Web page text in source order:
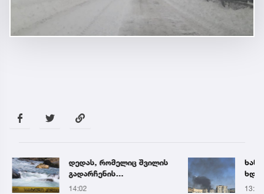
დედას, რომელიც შვილის
გადარჩენის
მცდელობისას, დინებამ
14:02 13:14